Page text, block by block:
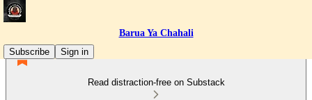
Barua Ya Chahali
Subscribe
Sign in
Read distraction-free on Substack